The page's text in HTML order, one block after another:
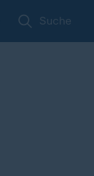
Suche